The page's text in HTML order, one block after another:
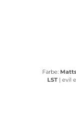
Farbe:
LST | evil